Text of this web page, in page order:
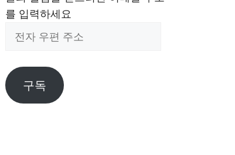
를 입력하세요
편
주
구독